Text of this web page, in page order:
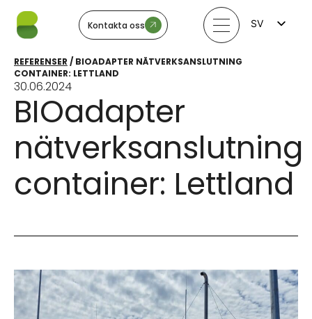
Kontakta oss
SV
REFERENSER / BIOADAPTER NÄTVERKSANSLUTNING
CONTAINER: LETTLAND
30.06.2024
BIOadapter
nätverksanslutning
container: Lettland